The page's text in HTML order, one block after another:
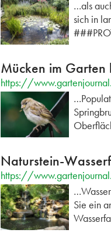
…als
sich in
Mücken im Garten
https://
Naturstein-
https://
Sie ein